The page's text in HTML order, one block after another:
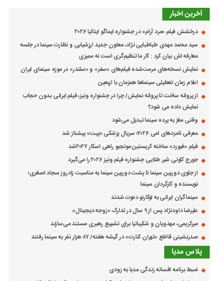
آخرین اخبار
درخشش فیلم «مرد آرام» در جشنواره ایماگو ایتالیا ۲۰۲۶
سید محمد مهدی طباطبایی نژاد، معاون جدید ارزشیابی و نظارت سینما در جلسه
معارفه اش بیان کرد : کار ما تنظیم‌گری است نه ممیزی
نمایش نسخه‌های مرمت‌شده فیلم‌های «سفر» و «سلندر» در موزه سینمای ایران
اعلام زمان تعطیلی سینماها همزمان با اربعین
از پروانه ساخت تا پروانه نمایش/ چرا در جشنواره ونیز، فیلم ایرانی بدون حجاب
نمایش داده می شود؟
وقتی مغز به پرده سینما تبدیل می‌شود
معرفی نامزدهای امی ۲۰۲۶؛ سریال پزشکی «پیت» پیشتاز شد
فیلم «فیورد» ساخته کریستین مونجیو راهی اسکار ۲۰۲۷شد
جورج کلونی شیر طلایی جشنواره فیلم ونیز ۲۰۲۶ را می‌گیرد
از جلوی دوربین سینما تا پشت دوربین سینما به مناسبت زادروز سجاد اصغری؛
نویسنده و کارگردان سینما
سینماگران ایرانی به لوکارنو دعوت شدند
علیرضا داودنژاد پس از ۹ سال در تدارک «زوجه دیجیتال»
میرکریمی، مهدویان و شکیبانیا برای تشییع رهبری مستند می‌سازند
صدرنشینی قاطع «تهران کنارت» در گیشه هفته/ ۸۷ هزار نفر به سینما رفتند
پلاس مدیا
ضبط برنامه افسانه زندگی مدیا به زودی